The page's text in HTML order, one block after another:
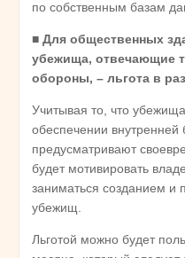
по собственным базам
■ Для общественных
убежища, отвечающие
обороны, – льгота в
Учитывая то, что
обеспечении внутренней
предусматривают
будет мотивировать
заниматься созданием и
убежищ.
Льготой можно будет